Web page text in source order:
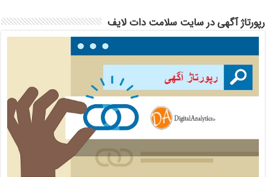
رپورتاژ آگهی در سایت سلامت دات لایف